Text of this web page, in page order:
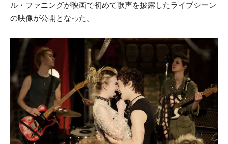
ル・ファニングが映画で初めて歌声を披露したライブシーン
の映像が公開となった。